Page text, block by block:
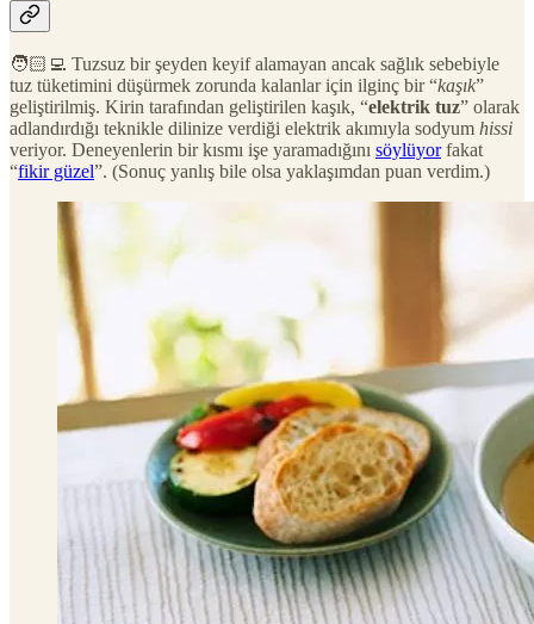
🧑🏻‍💻 Tuzsuz bir şeyden keyif alamayan ancak sağlık sebebiyle
tuz tüketimini düşürmek zorunda kalanlar için ilginç bir “kaşık”
geliştirilmiş. Kirin tarafından geliştirilen kaşık, “elektrik tuz” olarak
adlandırdığı teknikle dilinize verdiği elektrik akımıyla sodyum hissi
veriyor. Deneyenlerin bir kısmı işe yaramadığını söylüyorfakat
“fikir güzel”. (Sonuç yanlış bile olsa yaklaşımdan puan verdim.)